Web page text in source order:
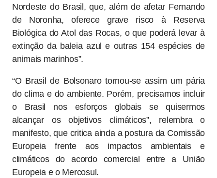
Nordeste do Brasil, que, além de afetar Fernando
de Noronha, oferece grave risco à Reserva
Biológica do Atol das Rocas, o que poderá levar à
extinção da baleia azul e outras 154 espécies de
animais marinhos”.
“O Brasil de Bolsonaro tornou-se assim um pária
do clima e do ambiente. Porém, precisamos incluir
o Brasil nos esforços globais se quisermos
alcançar os objetivos climáticos”, relembra o
manifesto, que critica ainda a postura da Comissão
Europeia frente aos impactos ambientais e
climáticos do acordo comercial entre a União
Europeia e o Mercosul.